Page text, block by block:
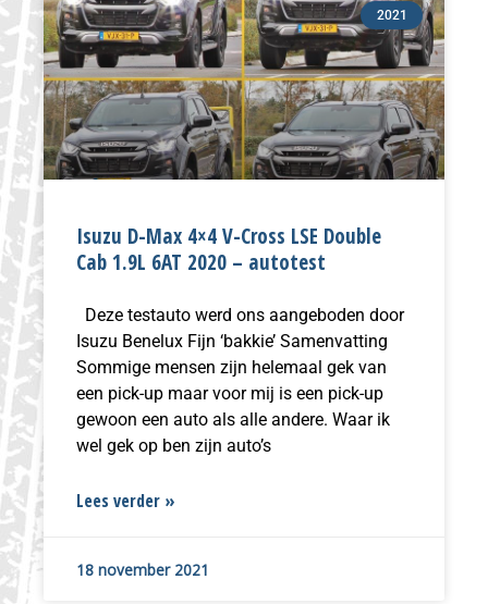
2021
Isuzu D-Max 4×4 V-Cross LSE Double
Cab 1.9L 6AT 2020 – autotest
Deze testauto werd ons aangeboden door
Isuzu Benelux Fijn ‘bakkie’ Samenvatting
Sommige mensen zijn helemaal gek van
een pick-up maar voor mij is een pick-up
gewoon een auto als alle andere. Waar ik
wel gek op ben zijn auto’s
Lees verder »
18 november 2021